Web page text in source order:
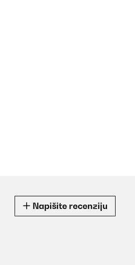
Napišite recenziju